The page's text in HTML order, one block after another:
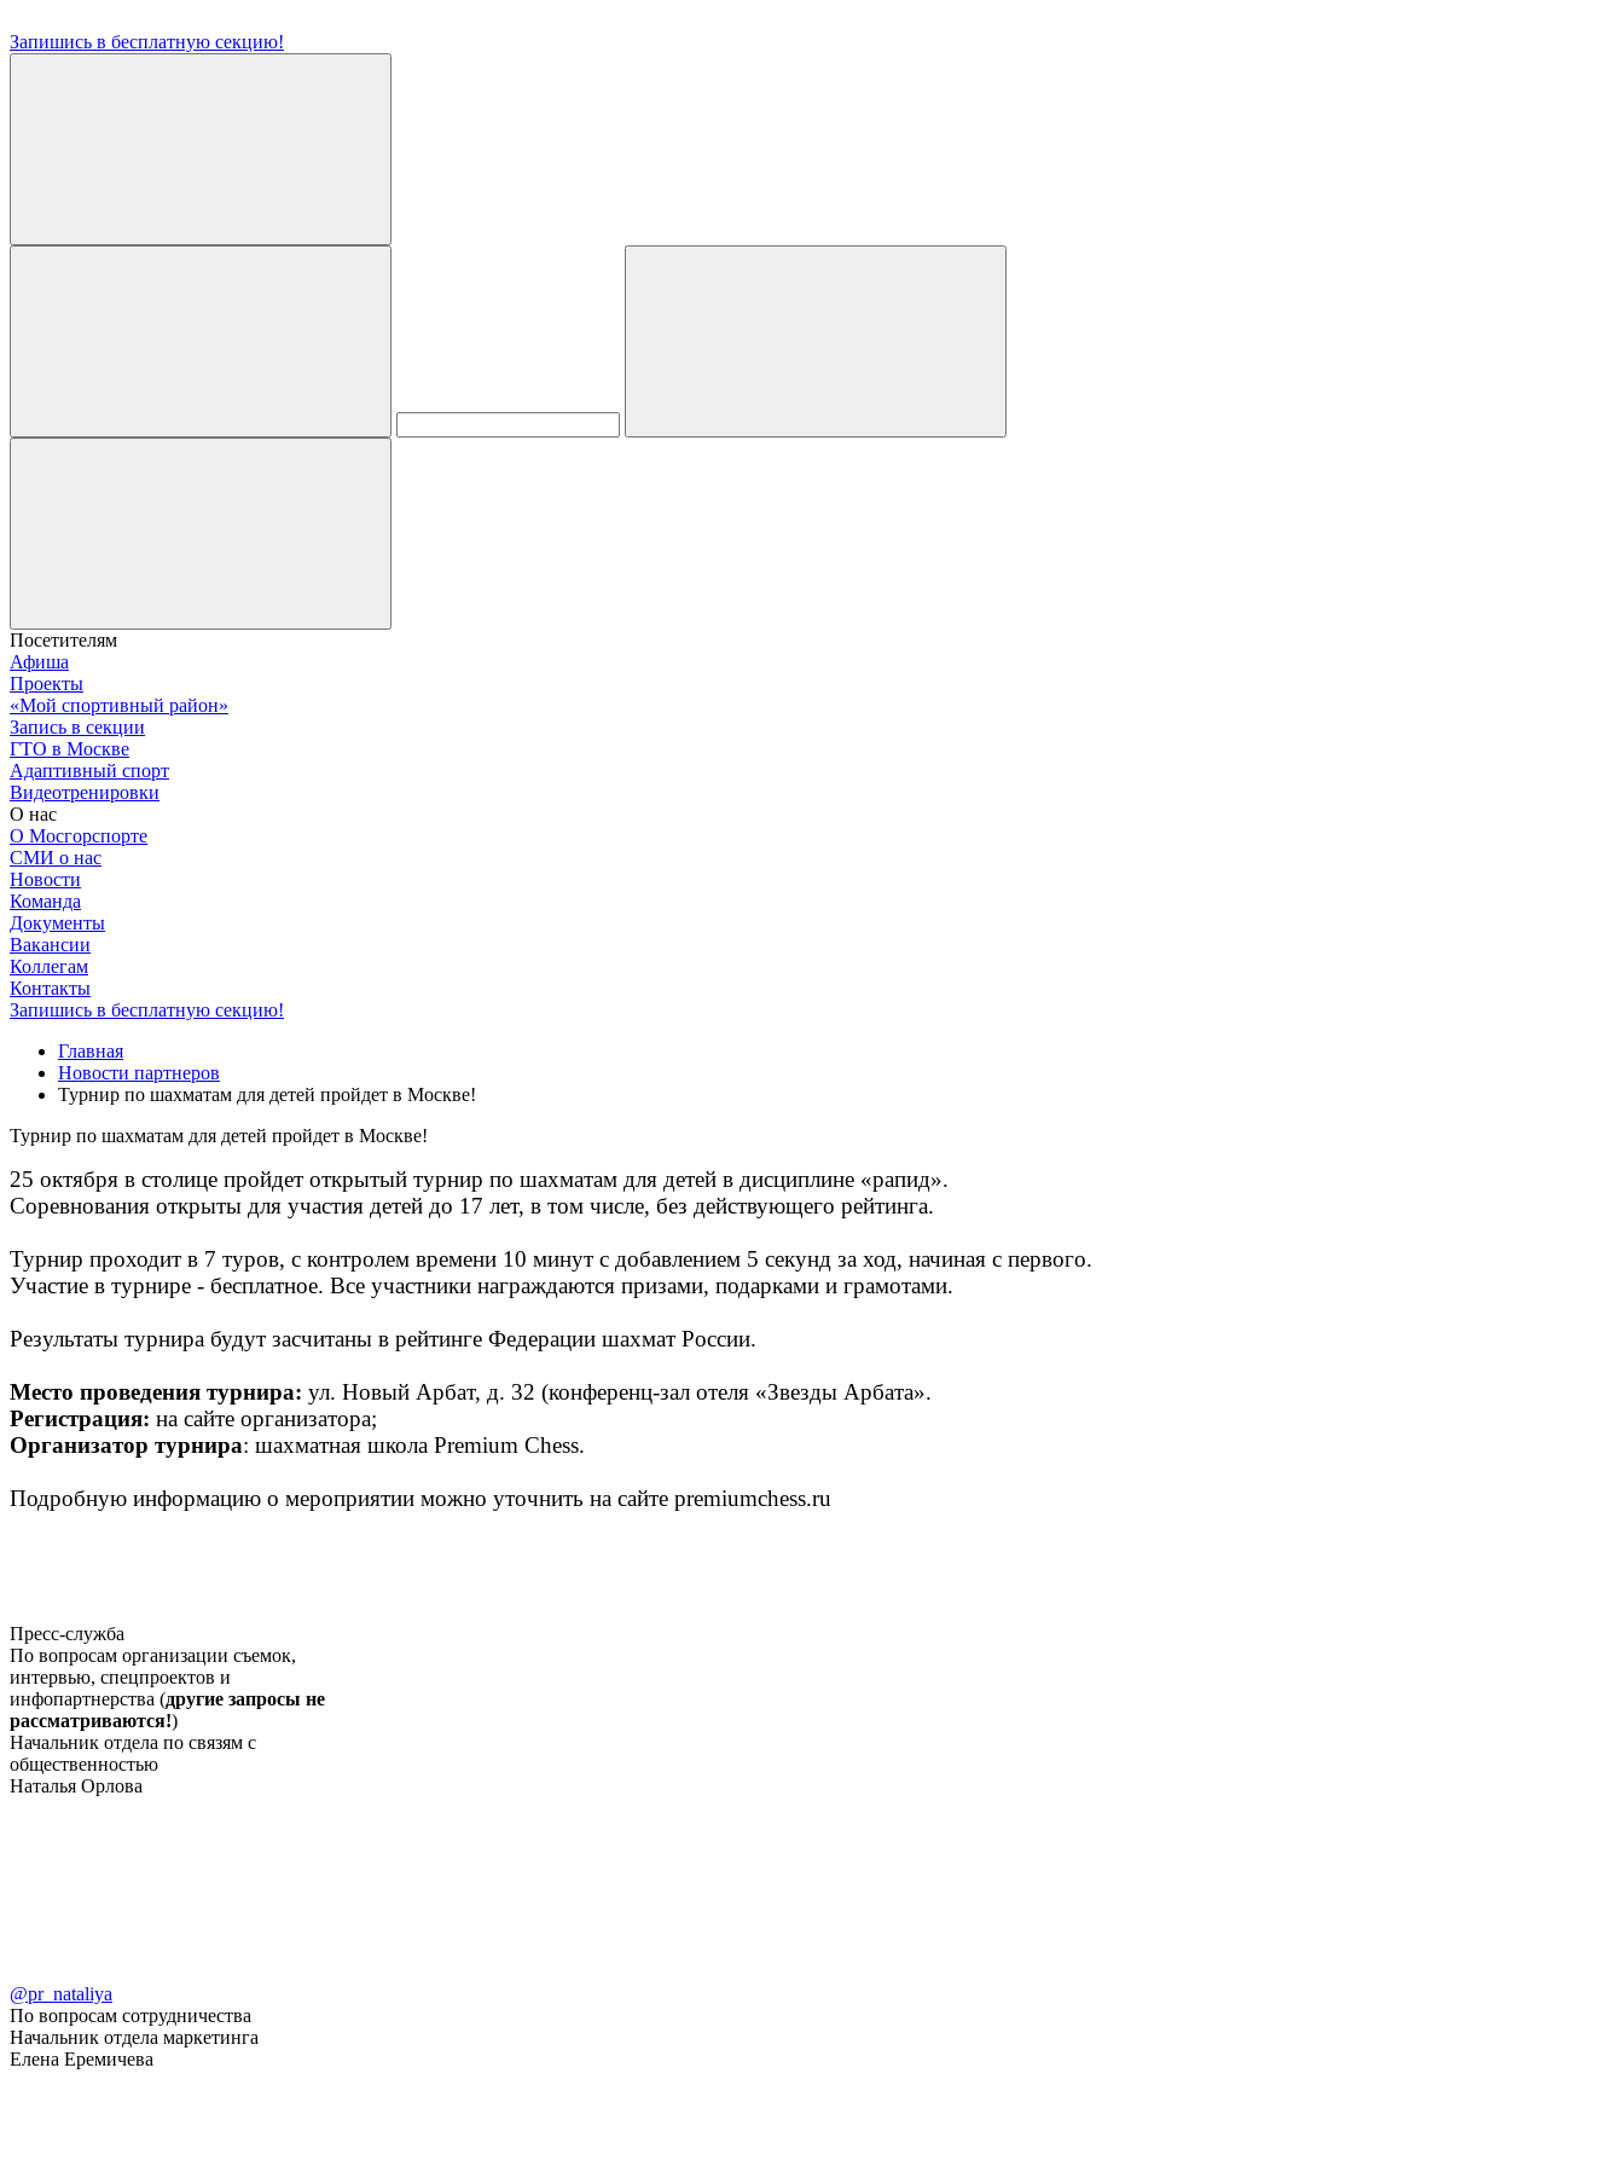
Запишись в бесплатную секцию!
Посетителям
Афиша
Проекты
«Мой спортивный район»
Запись в секции
ГТО в Москве
Адаптивный спорт
Видеотренировки
О нас
О Мосгорспорте
СМИ о нас
Новости
Команда
Документы
Вакансии
Коллегам
Контакты
Запишись в бесплатную секцию!
Главная
Новости партнеров
Турнир по шахматам для детей пройдет в Москве!
Турнир по шахматам для детей пройдет в Москве!
25 октября в столице пройдет открытый турнир по шахматам для детей в дисциплине «рапид».
Соревнования открыты для участия детей до 17 лет, в том числе, без действующего рейтинга.
Турнир проходит в 7 туров, с контролем времени 10 минут с добавлением 5 секунд за ход, начиная с первого.
Участие в турнире - бесплатное. Все участники награждаются призами, подарками и грамотами.
Результаты турнира будут засчитаны в рейтинге Федерации шахмат России.
Место проведения турнира: ул. Новый Арбат, д. 32 (конференц-зал отеля «Звезды Арбата».
Регистрация: на сайте организатора;
Организатор турнира: шахматная школа Premium Chess.
Подробную информацию о мероприятии можно уточнить на сайте premiumchess.ru
Пресс-служба
По вопросам организации съемок,
интервью, спецпроектов и
инфопартнерства (другие запросы не
рассматриваются!)
Начальник отдела по связям с
общественностью
Наталья Орлова
@pr_nataliya
По вопросам сотрудничества
Начальник отдела маркетинга
Елена Еремичева